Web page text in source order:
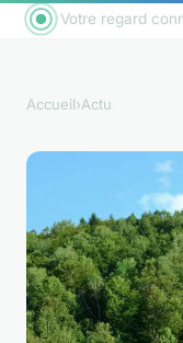
Votre regard
Accueil›Actu